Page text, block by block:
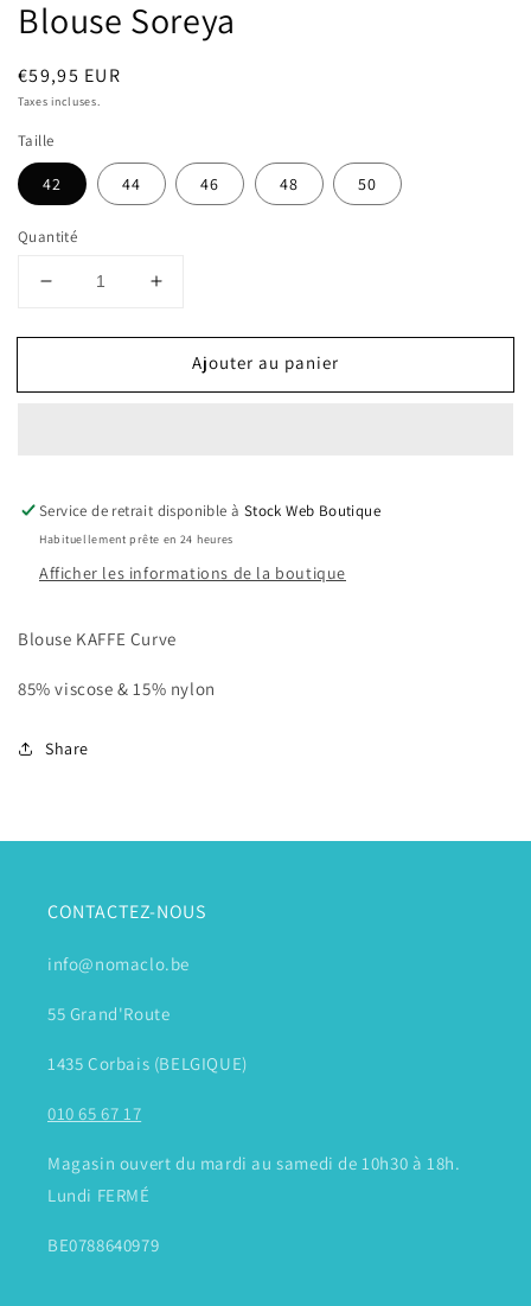
Blouse Soreya
Prix
habituel
€59,95 EUR
Taxes incluses.
Taille
42 44 46 48 50
Quantité
Réduire
quantité
Blouse
Augmenter
quantité
Blouse
Ajouter au panier
Service de retrait disponible à Stock Web Boutique
Habituellement prête en 24 heures
Afficher les informations de la boutique
Blouse KAFFE Curve
85% viscose & 15% nylon
Share
CONTACTEZ-NOUS
info@nomaclo.be
55 Grand'Route
1435 Corbais (BELGIQUE)
010 65 67 17
Magasin ouvert du mardi au samedi de 10h30 à 18h.
Lundi FERMÉ
BE0788640979